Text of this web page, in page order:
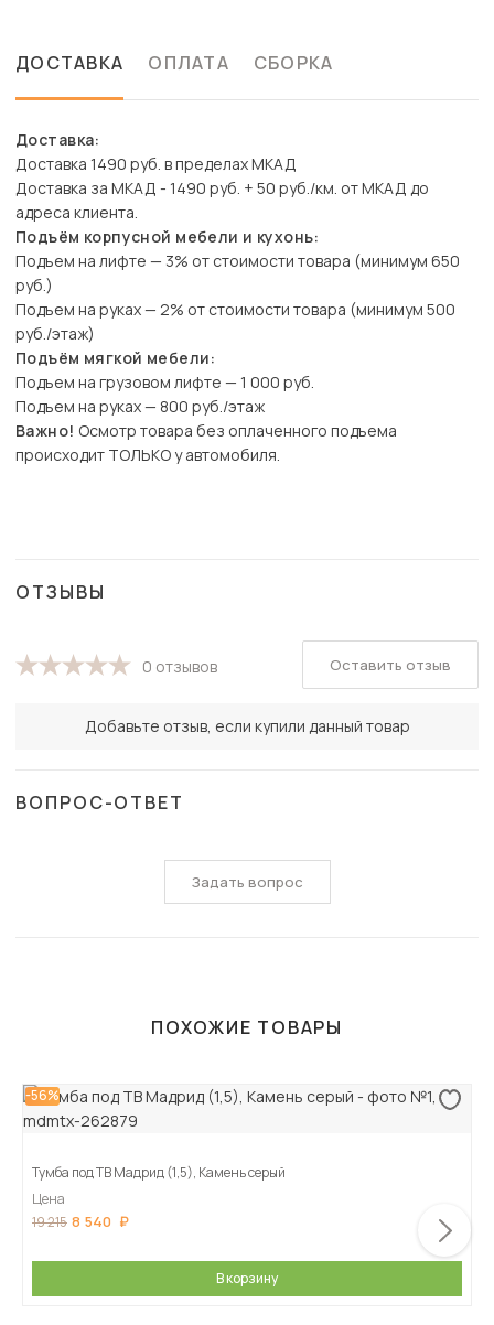
ДОСТАВКА ОПЛАТА СБОРКА
Доставка:
Доставка 1490 руб. в пределах МКАД
Доставка за МКАД - 1490 руб. + 50 руб./км. от МКАД до
адреса клиента.
Подъём корпусной мебели и кухонь:
Подъем на лифте — 3% от стоимости товара (минимум 650
руб.)
Подъем на руках — 2% от стоимости товара (минимум 500
руб./этаж)
Подъём мягкой мебели:
Подъем на грузовом лифте — 1 000 руб.
Подъем на руках — 800 руб./этаж
Важно! Осмотр товара без оплаченного подъема
происходит ТОЛЬКО у автомобиля.
ОТЗЫВЫ
0 отзывов
Добавьте отзыв, если купили данный товар
Оставить отзыв
ВОПРОС-ОТВЕТ
Задать вопрос
ПОХОЖИЕ ТОВАРЫ
-56%
Тумба под ТВ Мадрид (1,5), Камень серый
Цена
19 215 8 540
В корзину